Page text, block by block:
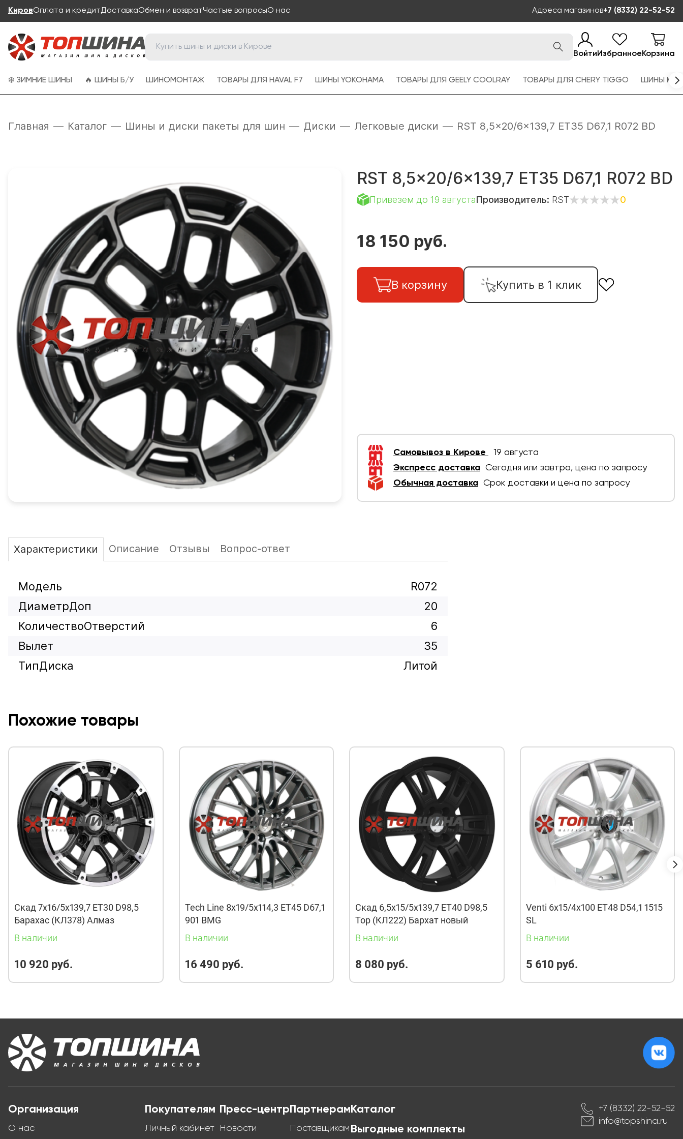
КировОплата и кредитДоставкаОбмен и возвратЧастые вопросыО нас Адреса магазинов+7 (8332) 22-52-52
ВойтиИзбранноеКорзина
❄️ ЗИМНИЕ ШИНЫ 🔥 ШИНЫ Б/У ШИНОМОНТАЖ ТОВАРЫ ДЛЯ HAVAL F7 ШИНЫ YOKOHAMA ТОВАРЫ ДЛЯ GEELY COOLRAY ТОВАРЫ ДЛЯ CHERY TIGGO ШИНЫ
Главная — Каталог — Шины и диски пакеты для шин — Диски — Легковые диски — RST 8,5x20/6x139,7 ET35 D67,1 R072 BD
RST 8,5x20/6x139,7 ET35 D67,1 R072 BD
Привезем до 19 августаПроизводитель: RST 0
18 150 руб.
В корзину Купить в 1 клик
Самовывоз в Кирове
19 августа
Экспресс доставка Сегодня или завтра, цена по запросу
Обычная доставка Срок доставки и цена по запросу
Характеристики Описание Отзывы Вопрос-ответ
Модель
R072
ДиаметрДоп
20
КоличествоОтверстий
6
Вылет
35
ТипДиска
Литой
Похожие товары
Скад 7x16/5x139,7 ET30 D98,5
Барахас (КЛ378) Алмаз
В наличии
10 920 руб.
Tech Line 8x19/5x114,3 ET45 D67,1
901 BMG
В наличии
16 490 руб.
Скад 6,5x15/5x139,7 ET40 D98,5
Тор (КЛ222) Бархат новый
В наличии
8 080 руб.
Venti 6x15/4x100 ET48 D54,1 1515
SL
В наличии
5 610 руб.
Организация
О нас
Покупателям
Личный кабинет
Пресс-центр
Новости
Партнерам
Поставщикам
Каталог
Выгодные комплекты
+7 (8332) 22-52-52
info@topshina.ru